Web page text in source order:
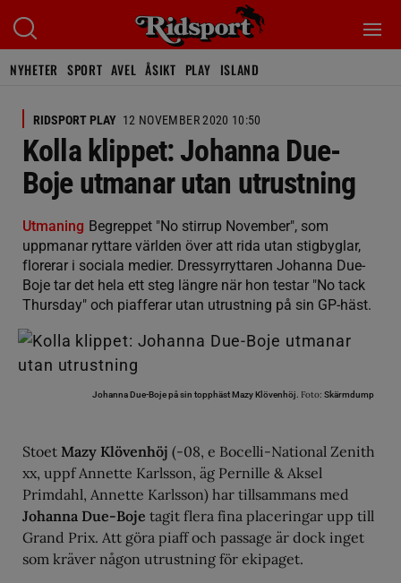
NYHETER SPORT AVEL ÅSIKT PLAY ISLAND
RIDSPORT PLAY 12 NOVEMBER 2020 10:50
Kolla klippet: Johanna Due-
Boje utmanar utan utrustning
Utmaning Begreppet "No stirrup November", som
uppmanar ryttare världen över att rida utan stigbyglar,
florerar i sociala medier. Dressyrryttaren Johanna Due-
Boje tar det hela ett steg längre när hon testar "No tack
Thursday" och piafferar utan utrustning på sin GP-häst.
Johanna Due-Boje på sin topphäst Mazy Klövenhöj. Foto: Skärmdump
Stoet Mazy Klövenhöj (-08, e Bocelli-National Zenith
xx, uppf Annette Karlsson, äg Pernille & Aksel
Primdahl, Annette Karlsson) har tillsammans med
Johanna Due-Boje tagit flera fina placeringar upp till
Grand Prix. Att göra piaff och passage är dock inget
som kräver någon utrustning för ekipaget.